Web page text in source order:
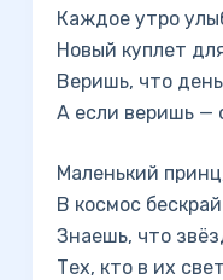
Каждое утро
Новый куплет
Веришь, что
А если веришь —
Маленький
В космос
Знаешь, что
Тех, кто в их